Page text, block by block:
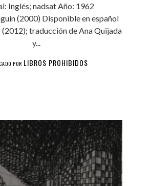
Inglés; nadsat Año: 1962
(2000) Disponible en español
traducción de Ana Quijada
y...
POR LIBROS PROHIBIDOS